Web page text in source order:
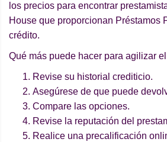
los precios para encontrar
House que proporcionan Préstamos
crédito.
Qué más puede hacer para agilizar
Revise su historial crediticio.
Asegúrese de que puede
Compare las opciones.
Revise la reputación del
Realice una precalificación